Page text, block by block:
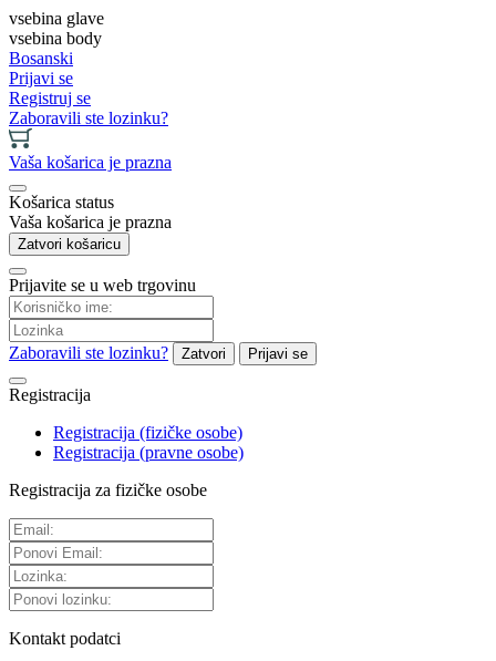
vsebina glave
vsebina body
Bosanski
Prijavi se
Registruj se
Zaboravili ste lozinku?
Vaša košarica je prazna
Košarica status
Vaša košarica je prazna
Zatvori košaricu
Prijavite se u web trgovinu
Zaboravili ste lozinku? Zatvori Prijavi se
Registracija
Registracija (fizičke osobe)
Registracija (pravne osobe)
Registracija za fizičke osobe
Kontakt podatci